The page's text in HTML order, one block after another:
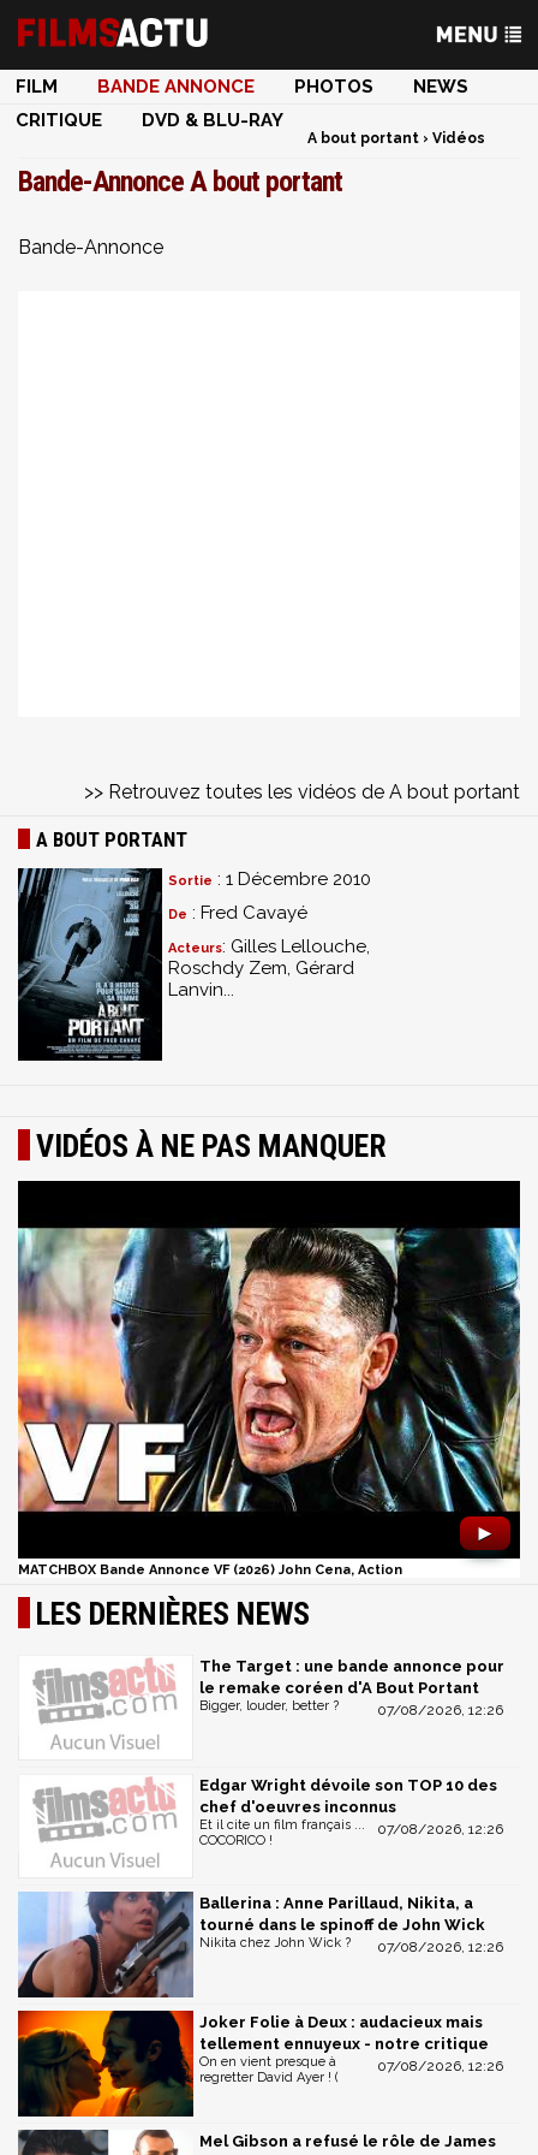
FILM BANDE ANNONCE PHOTOS
NEWS
CRITIQUE
DVD & BLU-RAY
A bout portant › Vidéos
Bande-Annonce A bout portant
Bande-Annonce
>> Retrouvez toutes les vidéos de A bout portant
A BOUT PORTANT
Sortie : 1 Décembre 2010
De : Fred Cavayé
Acteurs: Gilles Lellouche,
Roschdy Zem, Gérard
Lanvin...
VIDÉOS À NE PAS MANQUER
►
MATCHBOX Bande Annonce VF (2026) John Cena, Action
LES DERNIÈRES NEWS
The Target : une bande annonce pour
le remake coréen d'A Bout Portant
07/08/2026, 12:26
Bigger, louder, better ?
Edgar Wright dévoile son TOP 10 des
chef d'oeuvres inconnus
07/08/2026, 12:26
Et il cite un film français ...
COCORICO !
Ballerina : Anne Parillaud, Nikita, a
tourné dans le spinoff de John Wick
07/08/2026, 12:26
Nikita chez John Wick ?
Joker Folie à Deux : audacieux mais
tellement ennuyeux - notre critique
07/08/2026, 12:26
On en vient presque à
regretter David Ayer ! (
Mel Gibson a refusé le rôle de James